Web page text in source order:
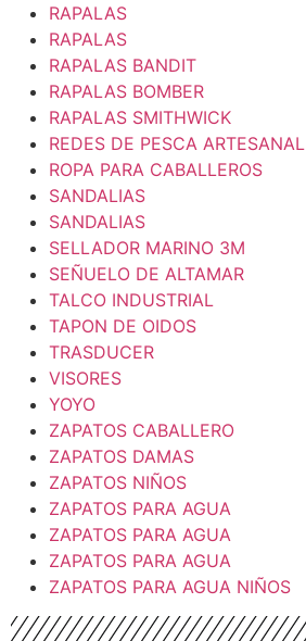
RAPALAS
RAPALAS
RAPALAS BANDIT
RAPALAS BOMBER
RAPALAS SMITHWICK
REDES DE PESCA ARTESANAL
ROPA PARA CABALLEROS
SANDALIAS
SANDALIAS
SELLADOR MARINO 3M
SEÑUELO DE ALTAMAR
TALCO INDUSTRIAL
TAPON DE OIDOS
TRASDUCER
VISORES
YOYO
ZAPATOS CABALLERO
ZAPATOS DAMAS
ZAPATOS NIÑOS
ZAPATOS PARA AGUA
ZAPATOS PARA AGUA
ZAPATOS PARA AGUA
ZAPATOS PARA AGUA NIÑOS